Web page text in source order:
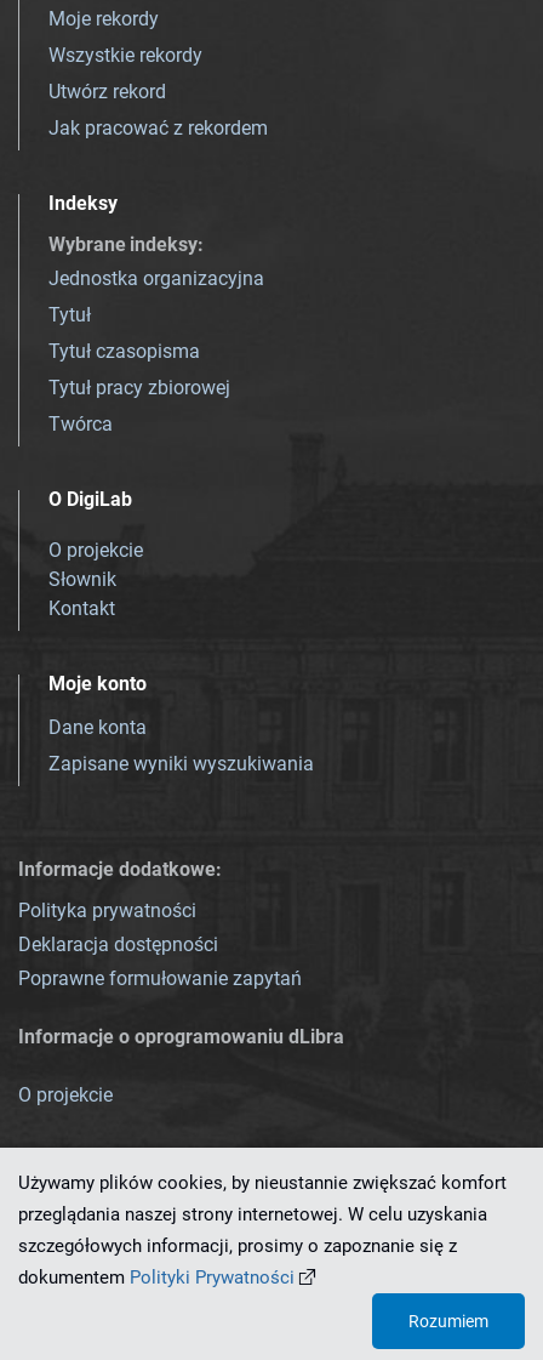
Moje rekordy
Wszystkie rekordy
Utwórz rekord
Jak pracować z rekordem
Indeksy
Wybrane indeksy:
Jednostka organizacyjna
Tytuł
Tytuł czasopisma
Tytuł pracy zbiorowej
Twórca
O DigiLab
O projekcie
Słownik
Kontakt
Moje konto
Dane konta
Zapisane wyniki wyszukiwania
Informacje dodatkowe:
Polityka prywatności
Deklaracja dostępności
Poprawne formułowanie zapytań
Informacje o oprogramowaniu dLibra
O projekcie
Ten serwis działa dzięki oprogramowaniu
Używamy plików cookies, by nieustannie zwiększać komfort
przeglądania naszej strony internetowej. W celu uzyskania
szczegółowych informacji, prosimy o zapoznanie się z
dokumentem Polityki Prywatności
Rozumiem